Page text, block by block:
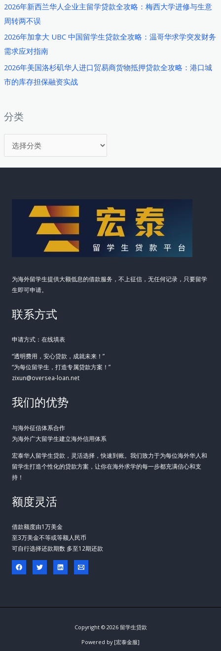
2026年新西兰华人企业主留学贷款全攻略：梅西大学进修与生意
周转两不误
2026年加拿大 UBC 中国留学生贷款全攻略：温哥华求学突发财务
需求应对指南
2026年美国洛杉矶华人进口贸易商货物抵押贷款全攻略：港口城
市的库存担保融资实战
分类
类
学
期
间
合
贷
对
成
本
为海外留学生提供大额低息的借款服务，不上征信，无任何记录，只要留学
生即可申请。
联系方式
申请方式：在线填表
“透明费用，安心贷款，成就未来！”
“为每位留学生，打造专属贷款方案！”
zixun@oversea-loan.net
我们的优势
与海外征信体系合作
为海外广大留学生建立海外信用体系
宏泰华人留学生贷款，灵活选择，快速到账。我们致力于为每位海外华人和
留学生打造个性化的贷款方案，让你在海外求学的每一步都充满信心和支
持！
额度灵活
借款额度由1万美金
至3万美金不等或等额人民币
可自行选择还款期数 多至12期还款
Copyright © 2026 留学生贷款
Powered by [宏泰金服]